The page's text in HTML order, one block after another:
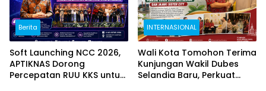
Berita
Soft Launching NCC 2026,
APTIKNAS Dorong
Percepatan RUU KKS untuk
INTERNASIONAL
Wali Kota Tomohon Terima
Kunjungan Wakil Dubes
Selandia Baru, Perkuat